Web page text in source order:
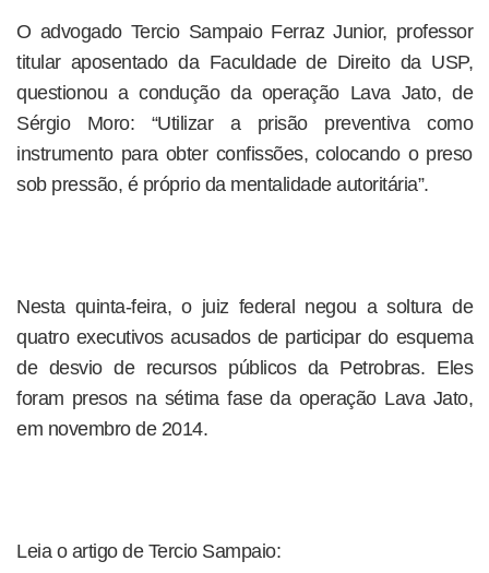
O advogado Tercio Sampaio Ferraz Junior, professor
titular aposentado da Faculdade de Direito da USP,
questionou a condução da operação Lava Jato, de
Sérgio Moro: “Utilizar a prisão preventiva como
instrumento para obter confissões, colocando o preso
sob pressão, é próprio da mentalidade autoritária”.
Nesta quinta-feira, o juiz federal negou a soltura de
quatro executivos acusados de participar do esquema
de desvio de recursos públicos da Petrobras. Eles
foram presos na sétima fase da operação Lava Jato,
em novembro de 2014.
Leia o artigo de Tercio Sampaio: